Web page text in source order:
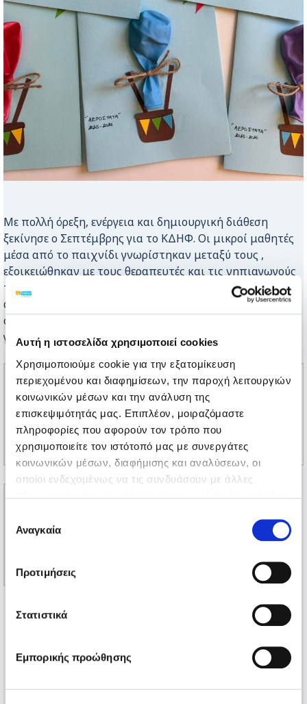
Αυτή η ιστοσελίδα χρησιμοποιεί cookies
Χρησιμοποιούμε cookie για την εξατομίκευση
περιεχομένου και διαφημίσεων, την παροχή λειτουργιών
κοινωνικών μέσων και την ανάλυση της
επισκεψιμότητάς μας. Επιπλέον, μοιραζόμαστε
πληροφορίες που αφορούν τον τρόπο που
χρησιμοποιείτε τον ιστότοπό μας με συνεργάτες
κοινωνικών μέσων, διαφήμισης και αναλύσεων, οι
οποίοι ενδεχομένως να τις συνδυάσουν με άλλες
των υπηρεσιών τους.
συγκατάθεσης
Αναγκαία
Προτιμήσεις
Στατιστικά
Εμπορικής προώθησης
Με πολλή όρεξη, ενέργεια και δημιουργική διάθεση
ξεκίνησε ο Σεπτέμβρης για το ΚΔΗΦ. Οι μικροί μαθητές
μέσα από το παιχνίδι γνωρίστηκαν μεταξύ τους ,
εξοικειώθηκαν με τους θεραπευτές και τις νηπιαγωγούς
τους και έφτιαξαν τα πρώτα αναμνηστικά τους! Η
αγωνία και ο φόβος για το άγνωστο έδωσαν τη θέση τους
στο χαμόγελο και την όρεξη για νέα ερεθίσματα ενώ
γέμισαν το παράρτημα με γέλια!